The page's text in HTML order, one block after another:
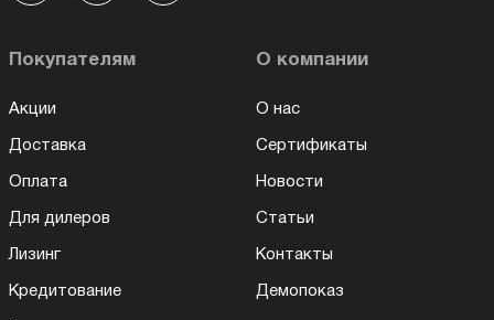
Покупателям
Акции
Доставка
Оплата
Для дилеров
Лизинг
Кредитование
О компании
О нас
Сертификаты
Новости
Статьи
Контакты
Демопоказ